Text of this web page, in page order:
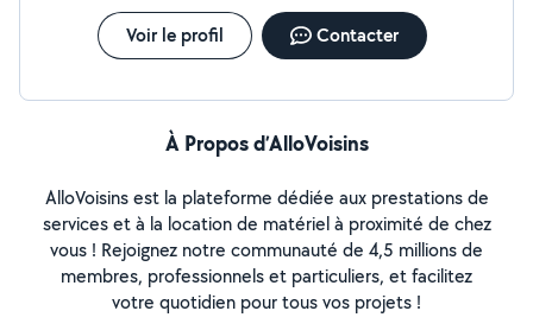
Voir le profil Contacter
À Propos d’AlloVoisins
AlloVoisins est la plateforme dédiée aux prestations de
services et à la location de matériel à proximité de chez
vous ! Rejoignez notre communauté de 4,5 millions de
membres, professionnels et particuliers, et facilitez
votre quotidien pour tous vos projets !